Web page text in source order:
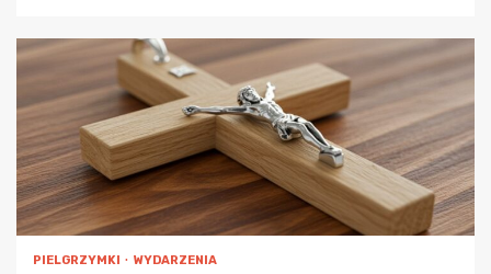
PIELGRZYMKI WYDARZENIA